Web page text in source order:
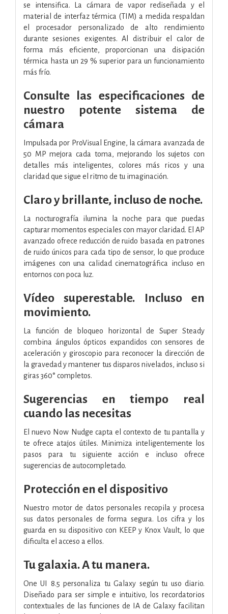
se intensifica. La cámara de vapor rediseñada y el
material de interfaz térmica (TIM) a medida respaldan
el procesador personalizado de alto rendimiento
durante sesiones exigentes. Al distribuir el calor de
forma más eficiente, proporcionan una disipación
térmica hasta un 29 % superior para un funcionamiento
más frío.
Consulte las especificaciones de
nuestro potente sistema de
cámara
Impulsada por ProVisual Engine, la cámara avanzada de
50 MP mejora cada toma, mejorando los sujetos con
detalles más inteligentes, colores más ricos y una
claridad que sigue el ritmo de tu imaginación.
Claro y brillante, incluso de noche.
La nocturografía ilumina la noche para que puedas
capturar momentos especiales con mayor claridad. El AP
avanzado ofrece reducción de ruido basada en patrones
de ruido únicos para cada tipo de sensor, lo que produce
imágenes con una calidad cinematográfica incluso en
entornos con poca luz.
Vídeo superestable. Incluso en
movimiento.
La función de bloqueo horizontal de Super Steady
combina ángulos ópticos expandidos con sensores de
aceleración y giroscopio para reconocer la dirección de
la gravedad y mantener tus disparos nivelados, incluso si
giras 360° completos.
Sugerencias en tiempo real
cuando las necesitas
El nuevo Now Nudge capta el contexto de tu pantalla y
te ofrece atajos útiles. Minimiza inteligentemente los
pasos para tu siguiente acción e incluso ofrece
sugerencias de autocompletado.
Protección en el dispositivo
Nuestro motor de datos personales recopila y procesa
sus datos personales de forma segura. Los cifra y los
guarda en su dispositivo con KEEP y Knox Vault, lo que
dificulta el acceso a ellos.
Tu galaxia. A tu manera.
One UI 8.5 personaliza tu Galaxy según tu uso diario.
Diseñado para ser simple e intuitivo, los recordatorios
contextuales de las funciones de IA de Galaxy facilitan